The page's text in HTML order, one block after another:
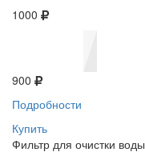
1000
900
Подробности
Купить
Фильтр для очистки воды